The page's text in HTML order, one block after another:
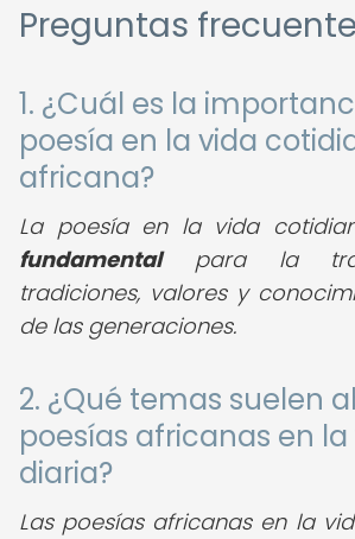
Preguntas
1. ¿Cuál es la
poesía en la vida
africana?
La poesía en la vida
fundamentalpara la
tradiciones, valores y
de las generaciones.
2. ¿Qué temas suelen
poesías africanas en la
diaria?
Las poesías africanas en la